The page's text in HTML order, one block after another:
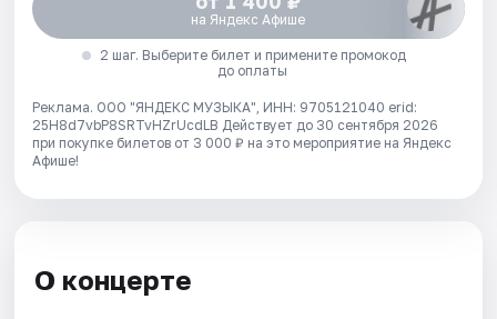
на Яндекс Афише
2 шаг. Выберите билет и примените промокод
до оплаты
Реклама. ООО "ЯНДЕКС МУЗЫКА", ИНН: 9705121040 erid:
25H8d7vbP8SRTvHZrUcdLB Действует до 30 сентября 2026
при покупке билетов от 3 000 ₽ на это мероприятие на Яндекс
Афише!
О концерте